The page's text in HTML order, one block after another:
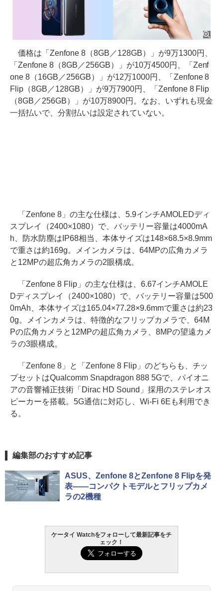
価格は「Zenfone 8（8GB／128GB）」が9万1300円、
「Zenfone 8（8GB／256GB）」が10万4500円、「Zenf
one 8（16GB／256GB）」が12万1000円、「Zenfone 8
Flip（8GB／128GB）」が9万7900円、「Zenfone 8 Flip
（8GB／256GB）」が10万8900円。なお、いずれも現金
一括払いで、分割払いは設定されていない。
「Zenfone 8」の主な仕様は、5.9インチAMOLEDディ
スプレイ（2400×1080）で、バッテリー容量は4000mA
h、防水防塵はIP68相当、本体サイズは148×68.5×8.9mm
で重さは約169g。メインカメラは、64MPの広角カメラ
と12MPの超広角カメラの2眼構成。
「Zenfone 8 Flip」の主な仕様は、6.67インチAMOLE
Dディスプレイ（2400×1080）で、バッテリー容量は500
0mAh、本体サイズは165.04×77.28×9.6mmで重さは約23
0g。メインカメラは、特徴的なフリップカメラで、64M
Pの広角カメラと12MPの超広角カメラ、8MPの望遠カメ
ラの3眼構成。
「Zenfone 8」と「Zenfone 8 Flip」のどちらも、チッ
プセットはQualcomm Snapdragon 888 5Gで、パイオニ
アの音響補正技術「Dirac HD Sound」採用のステレオス
ピーカーを搭載。5G通信に対応し、Wi-Fi 6Eも利用でき
る。
編集部のおすすめ記事
ASUS、Zenfone 8とZenfone 8 Flipを発
表――コンパクトモデルとフリップカメ
ラの2機種
ケータイ Watchをフォローして最新記事をチ
ェック！